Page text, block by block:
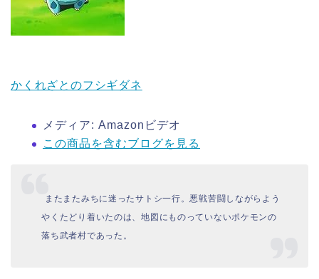
かくれざとのフシギダネ
メディア: Amazonビデオ
この商品を含むブログを見る
またまたみちに迷ったサトシ一行。悪戦苦闘しながらよう
やくたどり着いたのは、地図にものっていないポケモンの
落ち武者村であった。